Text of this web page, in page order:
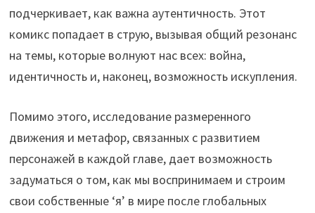
подчеркивает, как важна аутентичность. Этот
комикс попадает в струю, вызывая общий резонанс
на темы, которые волнуют нас всех: война,
идентичность и, наконец, возможность искупления.
Помимо этого, исследование размеренного
движения и метафор, связанных с развитием
персонажей в каждой главе, дает возможность
задуматься о том, как мы воспринимаем и строим
свои собственные ‘я’ в мире после глобальных